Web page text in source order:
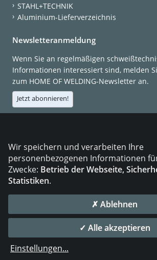
STAHL+TECHNIK
Aluminium-Lieferverzeichnis
Newsletteranmeldung
Wenn Sie an regelmäßigen
Informationen interessiert sind, melden
zum HOME OF WELDING-Newsletter an.
Jetzt abonnieren!
Die DVS Media GmbH ist ein
© 2026 DVS Media GmbH
Datenschutzeinstellungen
die profilschmiede -
Wir speichern und verarbeiten Ihre
personenbezogenen Informationen
Zwecke: Betrieb der Webseite,
Statistiken.
✗ Ablehnen
✓ Alle akzeptieren
Einstellungen...